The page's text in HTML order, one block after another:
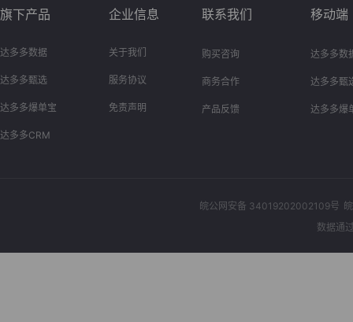
旗下产品
达多多数据
达多多甄选
达多多爆单宝
达多多CRM
企业信息
关于我们
服务协议
免责声明
联系我们
购买咨询
商务合作
产品反馈
移动端
达多多数
达多多甄
达多多爆
皖公网安备 34019202002109号
数据通